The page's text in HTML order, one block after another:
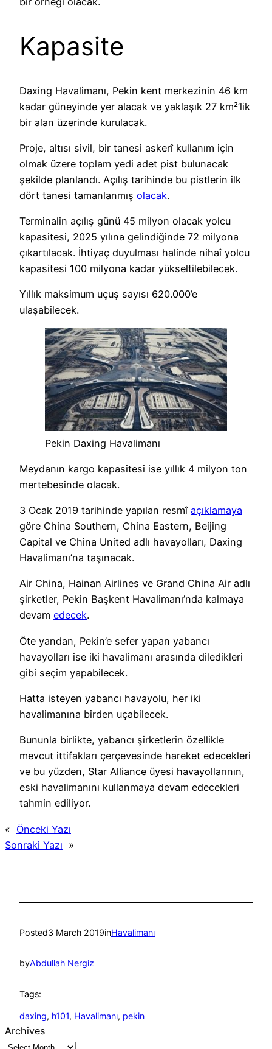
Kapasite
Daxing Havalimanı, Pekin kent merkezinin 46 km
kadar güneyinde yer alacak ve yaklaşık 27 km²’lik
bir alan üzerinde kurulacak.
Proje, altısı sivil, bir tanesi askerî kullanım için
olmak üzere toplam yedi adet pist bulunacak
şekilde planlandı. Açılış tarihinde bu pistlerin ilk
dört tanesi tamanlanmış olacak.
Terminalin açılış günü 45 milyon olacak yolcu
kapasitesi, 2025 yılına gelindiğinde 72 milyona
çıkartılacak. İhtiyaç duyulması halinde nihaî yolcu
kapasitesi 100 milyona kadar yükseltilebilecek.
Yıllık maksimum uçuş sayısı 620.000’e
ulaşabilecek.
Pekin Daxing Havalimanı
Meydanın kargo kapasitesi ise yıllık 4 milyon ton
mertebesinde olacak.
3 Ocak 2019 tarihinde yapılan resmî açıklamaya
göre China Southern, China Eastern, Beijing
Capital ve China United adlı havayolları, Daxing
Havalimanı’na taşınacak.
Air China, Hainan Airlines ve Grand China Air adlı
şirketler, Pekin Başkent Havalimanı’nda kalmaya
devam edecek.
Öte yandan, Pekin’e sefer yapan yabancı
havayolları ise iki havalimanı arasında diledikleri
gibi seçim yapabilecek.
Hatta isteyen yabancı havayolu, her iki
havalimanına birden uçabilecek.
Bununla birlikte, yabancı şirketlerin özellikle
mevcut ittifakları çerçevesinde hareket edecekleri
ve bu yüzden, Star Alliance üyesi havayollarının,
eski havalimanını kullanmaya devam edecekleri
tahmin ediliyor.
« Önceki Yazı
Sonraki Yazı »
Posted3 March 2019inHavalimanı
byAbdullah Nergiz
Tags:
daxing, h101, Havalimanı, pekin
Archives